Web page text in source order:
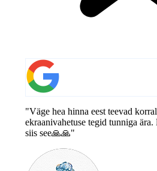
"Väge hea hinna eest teevad
ekraanivahetuse tegid tunniga
siis see🙏🙏"